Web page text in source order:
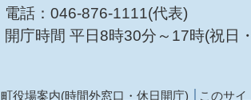
電話：046-876-1111(代表)
開庁時間 平日8時30分～17時(祝日
町役場案内(時間外窓口・休日開庁)
このサイ